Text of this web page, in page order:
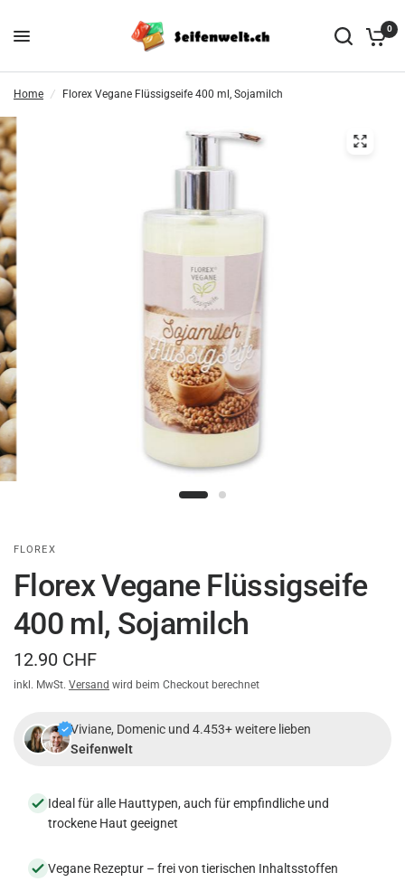
0
Home / Florex Vegane Flüssigseife 400 ml, Sojamilch
FLOREX
Florex Vegane Flüssigseife
400 ml, Sojamilch
12.90 CHF
inkl. MwSt. Versand wird beim Checkout berechnet
Viviane, Domenic und 4.453+ weitere lieben
Seifenwelt
Ideal für alle Hauttypen, auch für empfindliche und
trockene Haut geeignet
Vegane Rezeptur – frei von tierischen Inhaltsstoffen